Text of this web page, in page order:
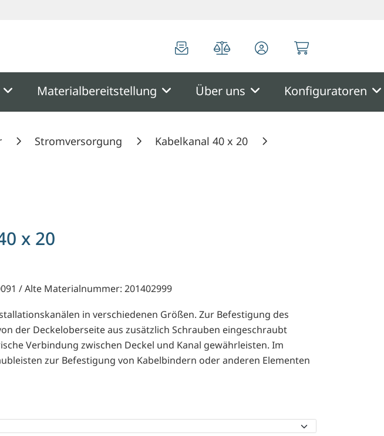
Materialbereitstellung Über uns Konfiguratoren
Stromversorgung
Kabelkanal 40 x 20
x 20
/ Alte Materialnummer: 201402999
in verschiedenen Größen. Zur Befestigung des
der Deckeloberseite aus zusätzlich Schrauben eingeschraubt
Verbindung zwischen Deckel und Kanal gewährleisten. Im
zur Befestigung von Kabelbindern oder anderen Elementen